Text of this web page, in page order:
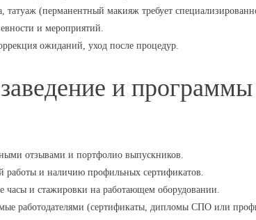
(перманентный макияж требует
и мероприятий.
ожиданий, уход после процедур.
и
отзывами и портфолио выпускников.
работы и наличию профильных сертификатов.
и стажировки на работающем оборудовании.
работодателями (сертификаты, дипломы СПО или